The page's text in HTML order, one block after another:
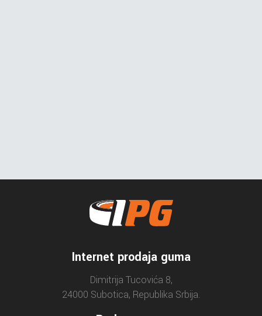
Internet prodaja guma
Dimitrija Tucovića 8,
24000 Subotica, Republika Srbija.